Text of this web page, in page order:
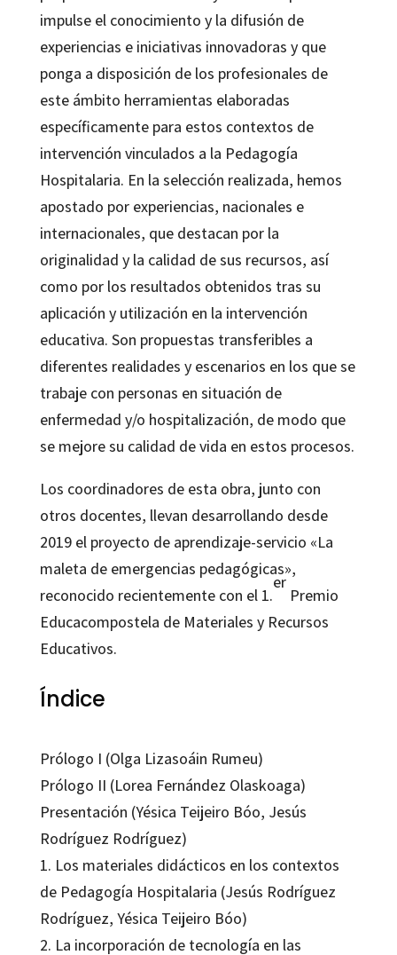
impulse el conocimiento y la difusión de
experiencias e iniciativas innovadoras y que
ponga a disposición de los profesionales de
este ámbito herramientas elaboradas
específicamente para estos contextos de
intervención vinculados a la Pedagogía
Hospitalaria. En la selección realizada, hemos
apostado por experiencias, nacionales e
internacionales, que destacan por la
originalidad y la calidad de sus recursos, así
como por los resultados obtenidos tras su
aplicación y utilización en la intervención
educativa. Son propuestas transferibles a
diferentes realidades y escenarios en los que se
trabaje con personas en situación de
enfermedad y/o hospitalización, de modo que
se mejore su calidad de vida en estos procesos.
Los coordinadores de esta obra, junto con
otros docentes, llevan desarrollando desde
2019 el proyecto de aprendizaje-servicio «La
maleta de emergencias pedagógicas»,
reconocido recientemente con el 1.
er
Premio
Educacompostela de Materiales y Recursos
Educativos.
Índice
Prólogo I (Olga Lizasoáin Rumeu)
Prólogo II (Lorea Fernández Olaskoaga)
Presentación (Yésica Teijeiro Bóo, Jesús
Rodríguez Rodríguez)
1. Los materiales didácticos en los contextos
de Pedagogía Hospitalaria (Jesús Rodríguez
Rodríguez, Yésica Teijeiro Bóo)
2. La incorporación de tecnología en las